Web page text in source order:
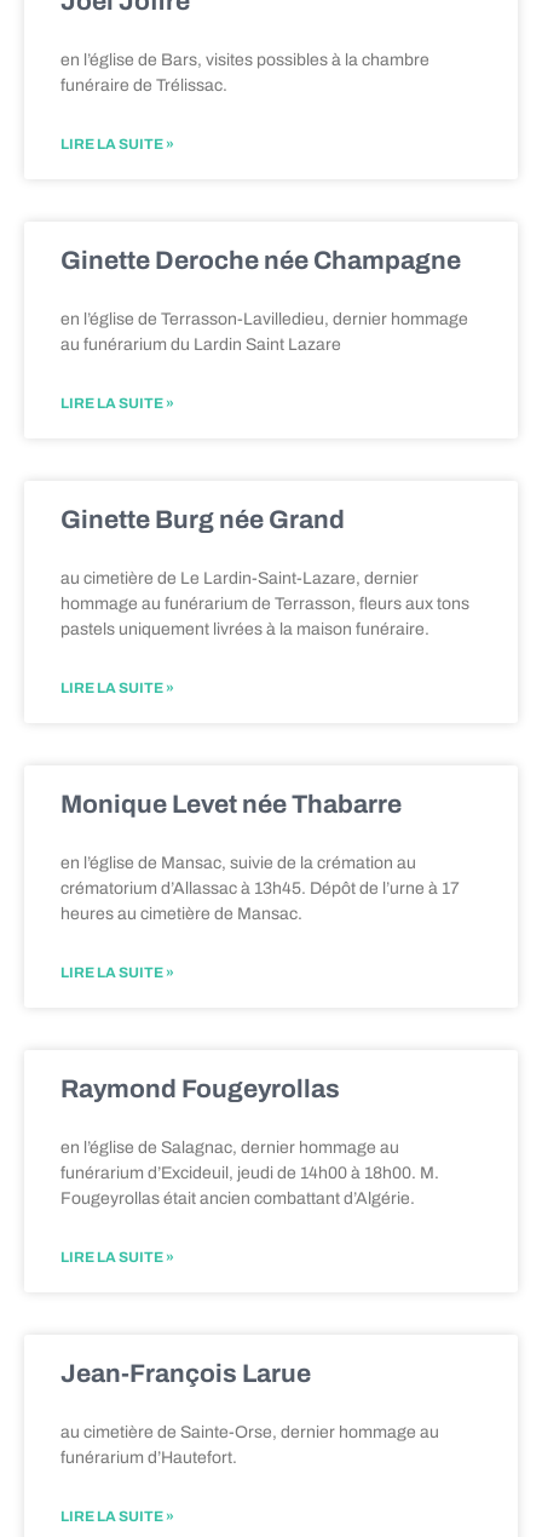
en l’église de Bars, visites possibles à la chambre
funéraire de Trélissac.
LIRE LA SUITE »
Ginette Deroche née Champagne
en l’église de Terrasson-Lavilledieu, dernier hommage
au funérarium du Lardin Saint Lazare
LIRE LA SUITE »
Ginette Burg née Grand
au cimetière de Le Lardin-Saint-Lazare, dernier
hommage au funérarium de Terrasson, fleurs aux tons
pastels uniquement livrées à la maison funéraire.
LIRE LA SUITE »
Monique Levet née Thabarre
en l’église de Mansac, suivie de la crémation au
crématorium d’Allassac à 13h45. Dépôt de l’urne à 17
heures au cimetière de Mansac.
LIRE LA SUITE »
Raymond Fougeyrollas
en l’église de Salagnac, dernier hommage au
funérarium d’Excideuil, jeudi de 14h00 à 18h00. M.
Fougeyrollas était ancien combattant d’Algérie.
LIRE LA SUITE »
Jean-François Larue
au cimetière de Sainte-Orse, dernier hommage au
funérarium d’Hautefort.
LIRE LA SUITE »